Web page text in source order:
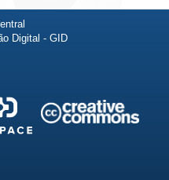
Digital - GID